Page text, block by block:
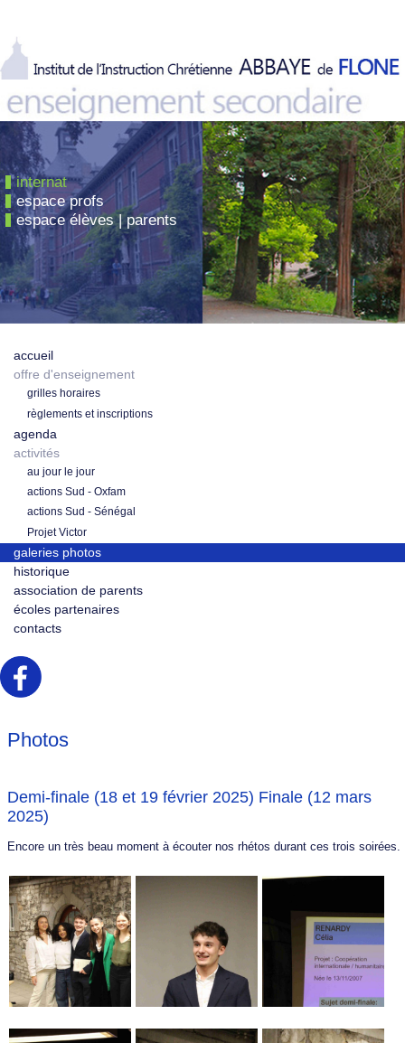
internat
espace profs
espace élèves | parents
accueil
offre d'enseignement
grilles horaires
règlements et inscriptions
agenda
activités
au jour le jour
actions Sud - Oxfam
actions Sud - Sénégal
Projet Victor
galeries photos
historique
association de parents
écoles partenaires
contacts
Photos
Demi-finale (18 et 19 février 2025) Finale (12 mars
2025)
Encore un très beau moment à écouter nos rhétos durant ces trois soirées.